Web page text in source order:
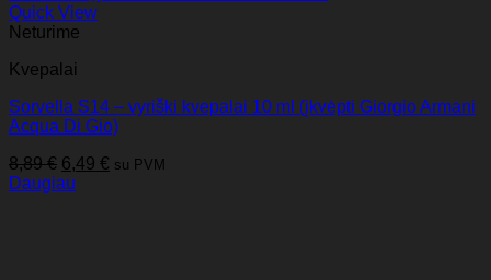
Quick View
Neturime
Kvepalai
Sorvella S14 – vyriški kvepalai 10 ml (įkvėpti Giorgio Armani
Acqua Di Gio)
8,89€ Original
price
6,49 € Current
su PVM
Daugiau